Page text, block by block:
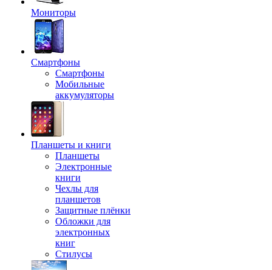
Мониторы
Смартфоны
Смартфоны
Мобильные
аккумуляторы
Планшеты и книги
Планшеты
Электронные
книги
Чехлы для
планшетов
Защитные плёнки
Обложки для
электронных
книг
Стилусы